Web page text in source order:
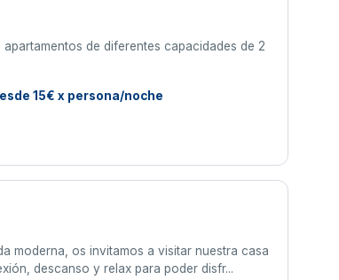
de diferentes capacidades de 2
15€ x persona/noche
moderna, os invitamos a visitar nuestra casa
descanso y relax para poder disfr...